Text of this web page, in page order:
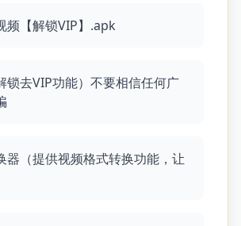
频【解锁VIP】.apk
锁去VIP功能）不要相信任何广
器（提供视频格式转换功能，让